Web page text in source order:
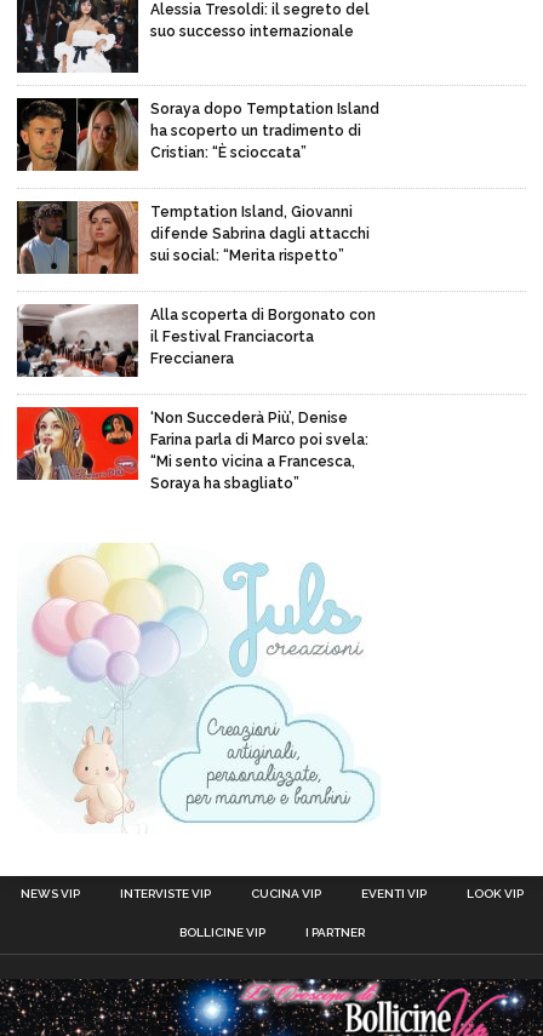
Alessia Tresoldi: il segreto del
suo successo internazionale
Soraya dopo Temptation Island
ha scoperto un tradimento di
Cristian: “È scioccata”
Temptation Island, Giovanni
difende Sabrina dagli attacchi
sui social: “Merita rispetto”
Alla scoperta di Borgonato con
il Festival Franciacorta
Freccianera
‘Non Succederà Più’, Denise
Farina parla di Marco poi svela:
“Mi sento vicina a Francesca,
Soraya ha sbagliato”
NEWS VIP INTERVISTE VIP CUCINA VIP EVENTI VIP LOOK VIP
BOLLICINE VIP I PARTNER